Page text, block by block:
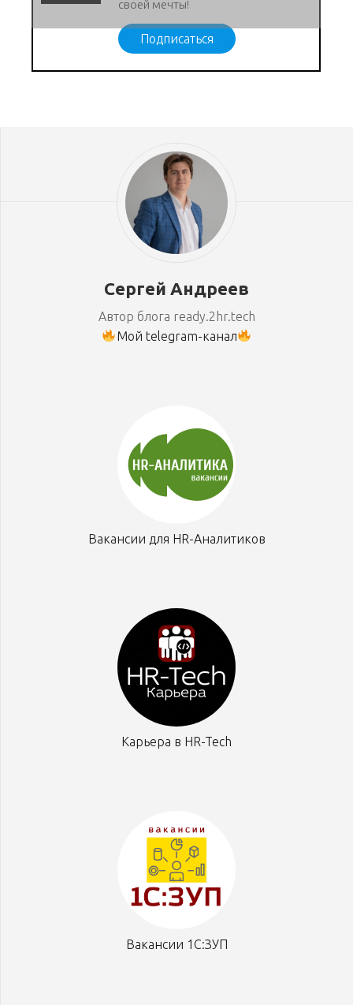
своей мечты!
Подписаться
Сергей Андреев
Автор блога ready.2hr.tech
Мой telegram-канал
Вакансии для HR-Аналитиков
Карьера в HR-Tech
Вакансии 1С:ЗУП